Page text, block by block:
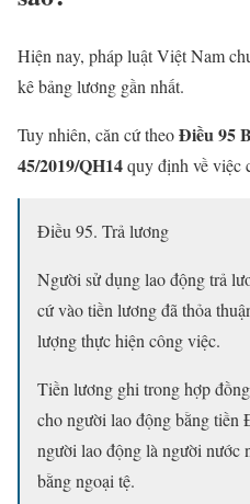
Hiện nay, pháp luật Việt Nam
kê bảng lương gần nhất.
Tuy nhiên, căn cứ theoĐiều 95
45/2019/QH14quy định về việc
Điều 95. Trả lương
Người sử dụng lao động trả
cứ vào tiền lương đã thỏa
lượng thực hiện công việc.
Tiền lương ghi trong hợp
cho người lao động bằng
người lao động là người nước
bằng ngoại tệ.